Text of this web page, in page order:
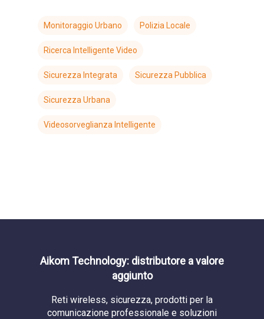
Monitoraggio Urbano Polizia Locale
Ricerca Intelligente Video
Sicurezza Integrata Sicurezza Pubblica
Sicurezza Urbana
Videosorveglianza Intelligente
Aikom Technology: distributore a valore
aggiunto
Reti wireless, sicurezza, prodotti per la
comunicazione professionale e soluzioni